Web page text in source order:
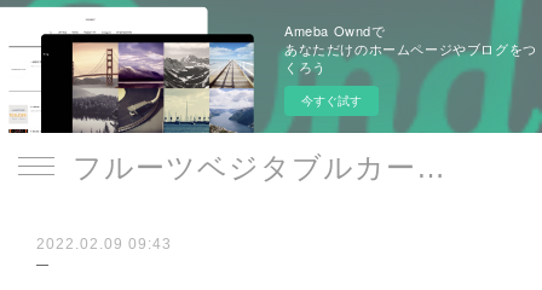
Ameba Owndで
あなただけのホームページやブログをつ
くろう
今すぐ試す
フルーツベジタブルカービング/本格タイ料理教室 Le Sourire -art de la table-
2022.02.09 09:43